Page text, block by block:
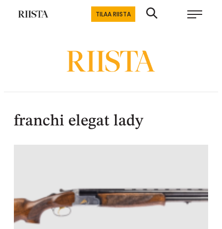
Siirry
Riistalehti.fi
TILAA RIISTA
franchi elegat lady